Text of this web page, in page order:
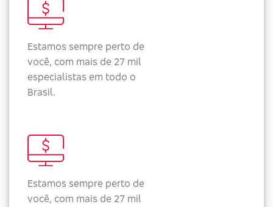
Estamos sempre perto de
você, com mais de 27 mil
especialistas em todo o
Brasil.
Estamos sempre perto de
você, com mais de 27 mil